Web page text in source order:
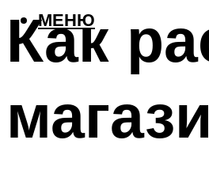
МЕНЮ
Как